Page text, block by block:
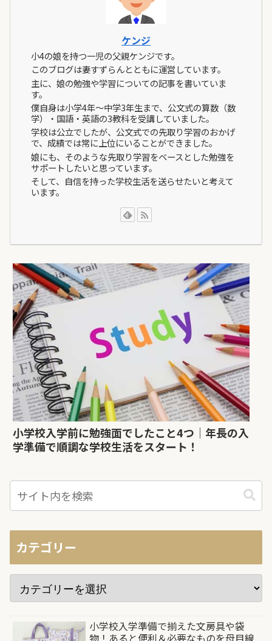
ケンジ
小4の娘を持つ一児の父親ケンジです。
このブログは妻すずらんとともに運営しています。
主に、娘の勉強や学習についての記事を書いていま
す。
僕自身は小学4年～中学3年生まで、公文式の算数（数
学）・国語・英語の3教科を受講していました。
学校は公立でしたが、公文式での先取り学習のおかげ
で、成績では常に上位にいることができました。
娘にも、そのような先取り学習をベースとした勉強を
サポートしたいと思っています。
そして、自信を持った学校生活を送らせたいと考えて
います。
小学校入学前に勉強面でしたこと4つ｜年長の入
学準備で順調な学校生活をスタート！
カテゴリー
小学校入学準備で揃えた文房具や袋